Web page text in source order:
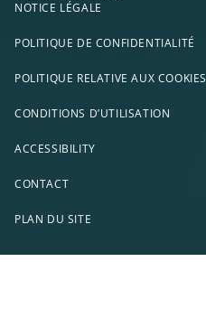
NOTICE LÉGALE
POLITIQUE DE CONFIDENTIALITÉ
POLITIQUE RELATIVE AUX COOKIES
CONDITIONS D’UTILISATION
ACCESSIBILITY
CONTACT
PLAN DU SITE